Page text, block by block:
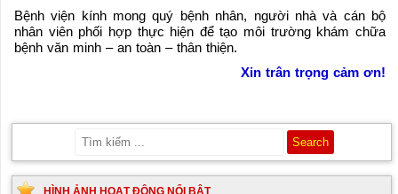
Bệnh viện kính mong quý bệnh nhân, người nhà và cán bộ
nhân viên phối hợp thực hiện để tạo môi trường khám chữa
bệnh văn minh – an toàn – thân thiện.
Xin trân trọng cảm ơn!